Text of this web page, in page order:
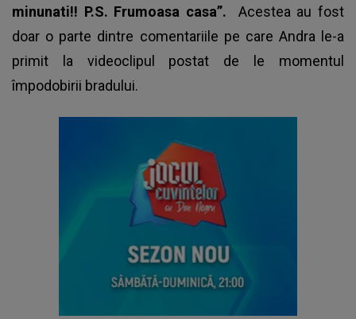
minunati!! P.S. Frumoasa casa”. Acestea au fost
doar o parte dintre comentariile pe care Andra le-a
primit la videoclipul postat de le momentul
împodobirii bradului.